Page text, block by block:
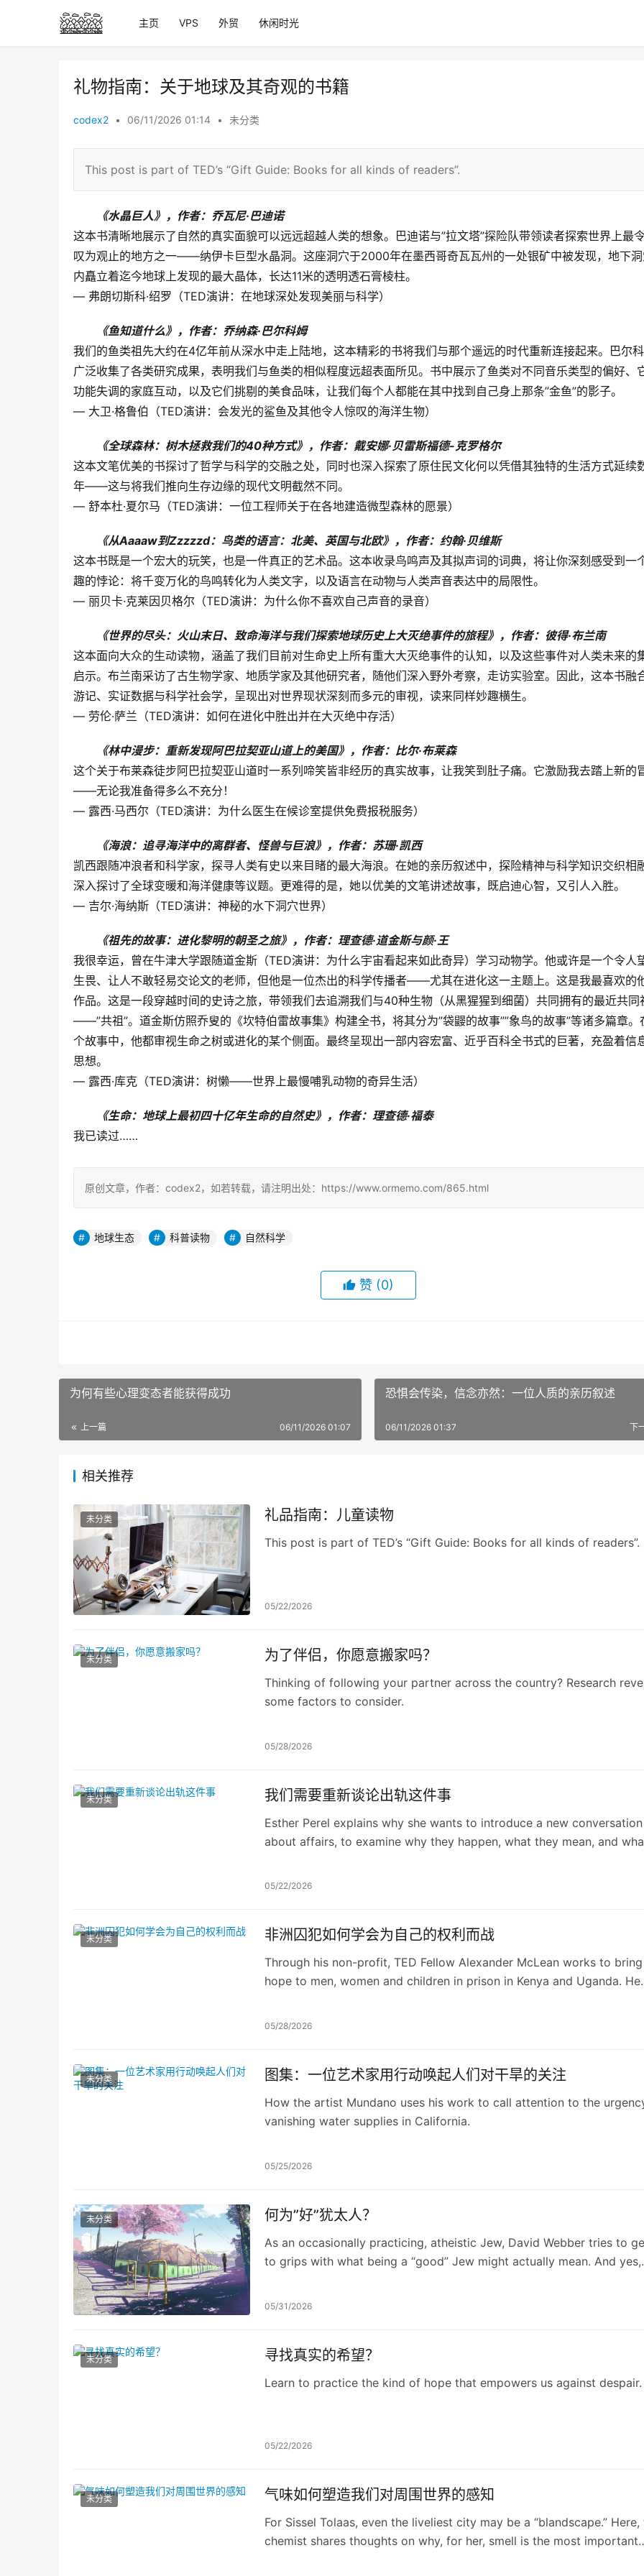
主页 VPS 外贸 休闲时光
礼物指南：关于地球及其奇观的书籍
codex2 • 06/11/2026 01:14 • 未分类
This post is part of TED’s “Gift Guide: Books for all kinds of readers”.
《水晶巨人》，作者：乔瓦尼·巴迪诺
这本书清晰地展示了自然的真实面貌可以远远超越人类的想象。巴迪诺与”拉文塔”探险队带领读者探索世界上最
叹为观止的地方之一——纳伊卡巨型水晶洞。这座洞穴于2000年在墨西哥奇瓦瓦州的一处银矿中被发现，地下
内矗立着迄今地球上发现的最大晶体，长达11米的透明透石膏棱柱。
— 弗朗切斯科·绍罗（TED演讲：在地球深处发现美丽与科学）
《鱼知道什么》，作者：乔纳森·巴尔科姆
我们的鱼类祖先大约在4亿年前从深水中走上陆地，这本精彩的书将我们与那个遥远的时代重新连接起来。巴尔
广泛收集了各类研究成果，表明我们与鱼类的相似程度远超表面所见。书中展示了鱼类对不同音乐类型的偏好、
功能失调的家庭互动，以及它们挑剔的美食品味，让我们每个人都能在其中找到自己身上那条”金鱼”的影子。
— 大卫·格鲁伯（TED演讲：会发光的鲨鱼及其他令人惊叹的海洋生物）
《全球森林：树木拯救我们的40种方式》，作者：戴安娜·贝雷斯福德-克罗格尔
这本文笔优美的书探讨了哲学与科学的交融之处，同时也深入探索了原住民文化何以凭借其独特的生活方式延续
年——这与将我们推向生存边缘的现代文明截然不同。
— 舒本杜·夏尔马（TED演讲：一位工程师关于在各地建造微型森林的愿景）
《从Aaaaw到Zzzzzd：鸟类的语言：北美、英国与北欧》，作者：约翰·贝维斯
这本书既是一个宏大的玩笑，也是一件真正的艺术品。这本收录鸟鸣声及其拟声词的词典，将让你深刻感受到一
趣的悖论：将千变万化的鸟鸣转化为人类文字，以及语言在动物与人类声音表达中的局限性。
— 丽贝卡·克莱因贝格尔（TED演讲：为什么你不喜欢自己声音的录音）
《世界的尽头：火山末日、致命海洋与我们探索地球历史上大灭绝事件的旅程》，作者：彼得·布兰南
这本面向大众的生动读物，涵盖了我们目前对生命史上所有重大大灭绝事件的认知，以及这些事件对人类未来的
启示。布兰南采访了古生物学家、地质学家及其他研究者，随他们深入野外考察，走访实验室。因此，这本书融
游记、实证数据与科学社会学，呈现出对世界现状深刻而多元的审视，读来同样妙趣横生。
— 劳伦·萨兰（TED演讲：如何在进化中胜出并在大灭绝中存活）
《林中漫步：重新发现阿巴拉契亚山道上的美国》，作者：比尔·布莱森
这个关于布莱森徒步阿巴拉契亚山道时一系列啼笑皆非经历的真实故事，让我笑到肚子痛。它激励我去踏上新的
——无论我准备得多么不充分！
— 露西·马西尔（TED演讲：为什么医生在候诊室提供免费报税服务）
《海浪：追寻海洋中的离群者、怪兽与巨浪》，作者：苏珊·凯西
凯西跟随冲浪者和科学家，探寻人类有史以来目睹的最大海浪。在她的亲历叙述中，探险精神与科学知识交织相
深入探讨了全球变暖和海洋健康等议题。更难得的是，她以优美的文笔讲述故事，既启迪心智，又引人入胜。
— 吉尔·海纳斯（TED演讲：神秘的水下洞穴世界）
《祖先的故事：进化黎明的朝圣之旅》，作者：理查德·道金斯与颜·王
我很幸运，曾在牛津大学跟随道金斯（TED演讲：为什么宇宙看起来如此奇异）学习动物学。他或许是一个令人
生畏、让人不敢轻易交论文的老师，但他是一位杰出的科学传播者——尤其在进化这一主题上。这是我最喜欢的
作品。这是一段穿越时间的史诗之旅，带领我们去追溯我们与40种生物（从黑猩猩到细菌）共同拥有的最近共同
——”共祖”。道金斯仿照乔叟的《坎特伯雷故事集》构建全书，将其分为”袋鼹的故事””象鸟的故事”等诸多篇章。
个故事中，他都审视生命之树或进化的某个侧面。最终呈现出一部内容宏富、近乎百科全书式的巨著，充盈着信
思想。
— 露西·库克（TED演讲：树懒——世界上最慢哺乳动物的奇异生活）
《生命：地球上最初四十亿年生命的自然史》，作者：理查德·福泰
我已读过……
原创文章，作者：codex2，如若转载，请注明出处：https://www.ormemo.com/865.html
地球生态 科普读物 自然科学
赞 (0)
为何有些心理变态者能获得成功
上一篇 06/11/2026 01:07
恐惧会传染，信念亦然：一位人质的亲历叙述
下
06/11/2026 01:37
相关推荐
未分类 礼品指南：儿童读物
This post is part of TED’s “Gift Guide: Books for all kinds of readers”.
05/22/2026
未分类 为了伴侣，你愿意搬家吗？
Thinking of following your partner across the country? Research
some factors to consider.
05/28/2026
未分类 我们需要重新谈论出轨这件事
Esther Perel explains why she wants to introduce a new conversation
about affairs, to examine why they happen, what they mean, and
05/22/2026
未分类 非洲囚犯如何学会为自己的权利而战
Through his non-profit, TED Fellow Alexander McLean works to bring
hope to men, women and children in prison in Kenya and Uganda. He
05/28/2026
未分类 图集：一位艺术家用行动唤起人们对干旱的关注
How the artist Mundano uses his work to call attention to the
vanishing water supplies in California.
05/25/2026
未分类 何为”好”犹太人？
As an occasionally practicing, atheistic Jew, David Webber tries to
to grips with what being a “good” Jew might actually mean. And yes,
05/31/2026
未分类 寻找真实的希望？
Learn to practice the kind of hope that empowers us against despair.
05/22/2026
未分类 气味如何塑造我们对周围世界的感知
For Sissel Tolaas, even the liveliest city may be a “blandscape.” Here,
chemist shares thoughts on why, for her, smell is the most important